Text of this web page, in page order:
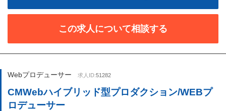
この求人について相談する
Webプロデューサー 求人ID:51282
CMWebハイブリッド型プロダクション/WEBプ
ロデューサー